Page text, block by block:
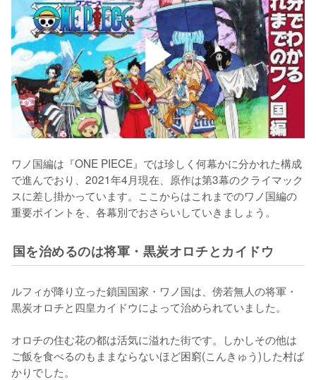
ワノ国編は『ONE PIECE』では珍しく何幕かに分かれた構成
で進んでおり、2021年4月現在、原作は第3幕のクライマック
スに差し掛かっています。ここからはこれまでのワノ国編の
重要ポイントを、各幕別でおさらいしていきましょう。
国を治めるのは将軍・黒炭オロチとカイドウ
ルフィが降り立った鎖国国家・ワノ国は、傍若無人の将軍・
黒炭オロチと四皇カイドウによって治められていました。
オロチの住む花の都は活気に溢れた街です。しかしその他は
ご飯を食べるのもままならないほど困窮(こんきゅう)した村ば
かりでした。